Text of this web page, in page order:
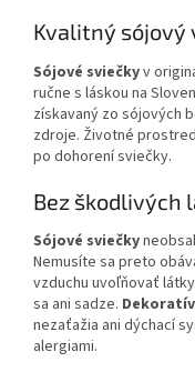
Kvalitný sójový
Sójové sviečkyv
ručne s láskou na
získavaný zo sójových
zdroje. Životné
po dohorení sviečky.
Bez škodlivých
Sójové sviečky
Nemusíte sa preto
vzduchu uvoľňovať
sa ani sadze.
nezaťažia ani dýchací
alergiami.